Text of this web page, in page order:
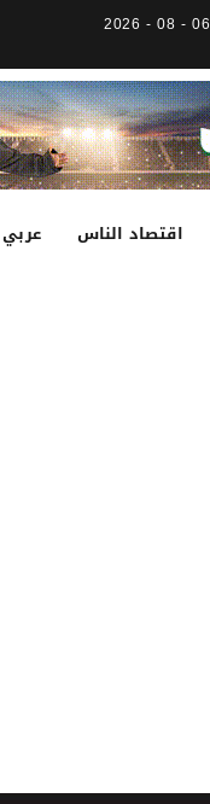
06 - 08 - 2026
اقتصاد الناس